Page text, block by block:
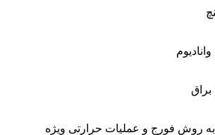
به روش فورج و عملیات حرارتی ویژه